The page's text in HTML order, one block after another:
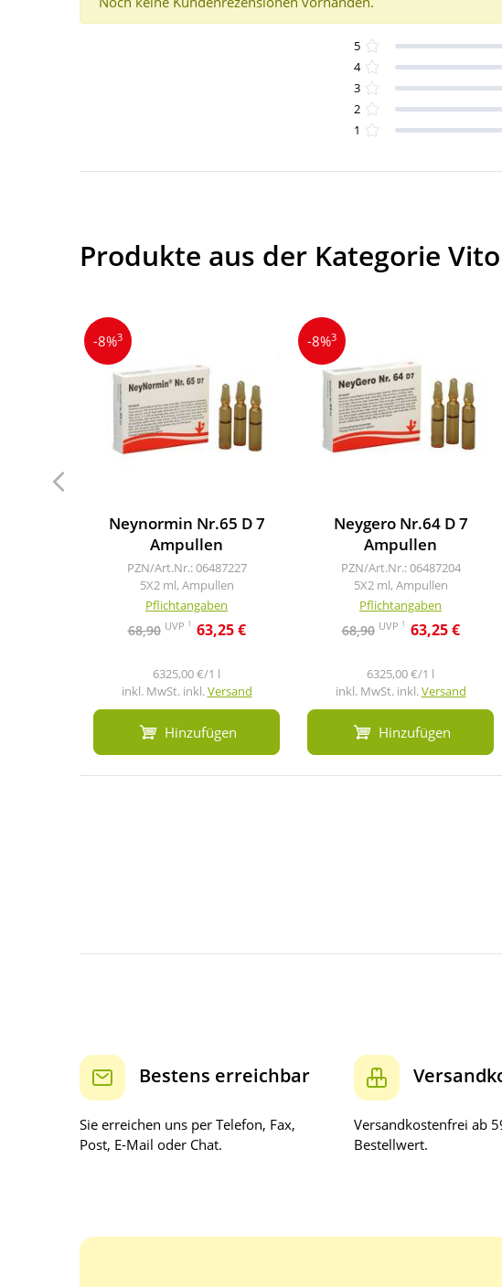
5
4
3
2
1
Produkte aus der Kategorie
-8%3
Neynormin Nr.65 D 7
Ampullen
PZN/Art.Nr.: 06487227
5X2 ml, Ampullen
Pflichtangaben
68,90 UVP 1 63,25 €
6325,00 €/1 l
inkl. MwSt. inkl.Versand
Hinzufügen
-8%3
Neygero Nr.64 D 7
Ampullen
PZN/Art.Nr.: 06487204
5X2 ml, Ampullen
Pflichtangaben
68,90 UVP 1 63,25 €
6325,00 €/1 l
inkl. MwSt. inkl.Versand
Hinzufügen
Bestens erreichbar
Sie erreichen uns per Telefon, Fax,
Post, E-Mail oder Chat.
Versandkostenfrei ab
Bestellwert.